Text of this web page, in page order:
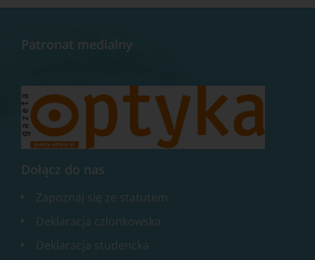
Patronat medialny
Dołącz do nas
Zapoznaj się ze statutem
Deklaracja członkowska
Deklaracja studencka